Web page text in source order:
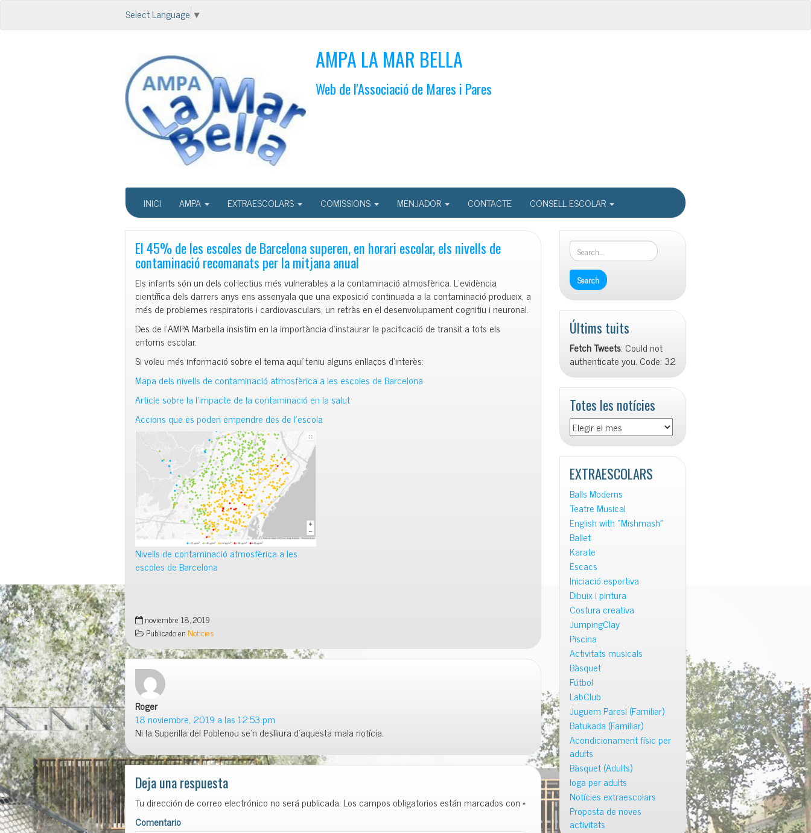
Select Language ▼
AMPA LA MAR BELLA
Web de l'Associació de Mares i Pares
INICI AMPA EXTRAESCOLARS COMISSIONS MENJADOR CONTACTE CONSELL ESCOLAR
El 45% de les escoles de Barcelona superen, en horari escolar, els nivells de
contaminació recomanats per la mitjana anual
Els infants són un dels col·lectius més vulnerables a la contaminació atmosfèrica. L’evidència
científica dels darrers anys ens assenyala que una exposició continuada a la contaminació produeix, a
més de problemes respiratoris i cardiovasculars, un retràs en el desenvolupament cognitiu i neuronal.
Des de l’AMPA Marbella insistim en la importància d’instaurar la pacificació de transit a tots els
entorns escolar.
Si voleu més informació sobre el tema aquí teniu alguns enllaços d’interès:
Mapa dels nivells de contaminació atmosfèrica a les escoles de Barcelona
Article sobre la l’impacte de la contaminació en la salut
Accions que es poden empendre des de l’escola
Nivells de contaminació atmosfèrica a les
escoles de Barcelona
noviembre 18, 2019
Publicado en Noticies
Rogerdice:
18 noviembre, 2019 a las 12:53 pm
Ni la Superilla del Poblenou se’n deslliura d’aquesta mala notícia.
Deja una respuesta
Tu dirección de correo electrónico no será publicada. Los campos obligatorios están marcados con*
Comentario
Últims tuits
Fetch Tweets: Could not
authenticate you. Code: 32
Totes les notícies
Totes
les
notícies
EXTRAESCOLARS
Balls Moderns
Teatre Musical
English with «Mishmash»
Ballet
Karate
Escacs
Iniciació esportiva
Dibuix i pintura
Costura creativa
JumpingClay
Piscina
Activitats musicals
Bàsquet
Fútbol
LabClub
Juguem Pares! (Familiar)
Batukada (Familiar)
Acondicionament físic per
adults
Bàsquet (Adults)
Ioga per adults
Notícies extraescolars
Proposta de noves
activitats